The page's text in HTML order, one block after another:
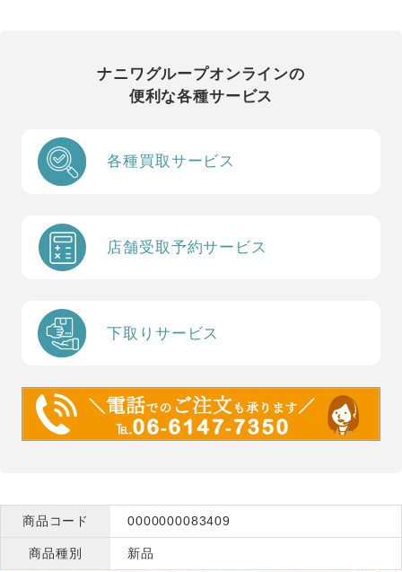
ナニワグループオンラインの
便利な各種サービス
各種買取サービス
店舗受取予約サービス
下取りサービス
商品コード 0000000083409
商品種別 新品